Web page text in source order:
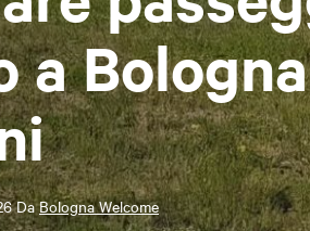
a
Da Bologna Welcome